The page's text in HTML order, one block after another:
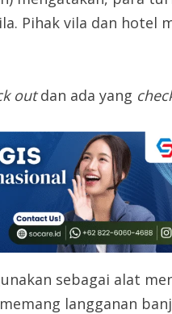
Pihak vila dan hotel
outdan ada yang
sebagai alat
langganan